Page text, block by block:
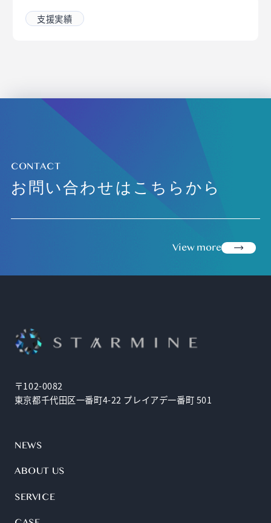
支援実績
CONTACT
お問い合わせはこちらから
view more
〒102-0082
東京都千代田区一番町4-22 プレイアデ一番町 501
NEWS
ABOUT US
SERVICE